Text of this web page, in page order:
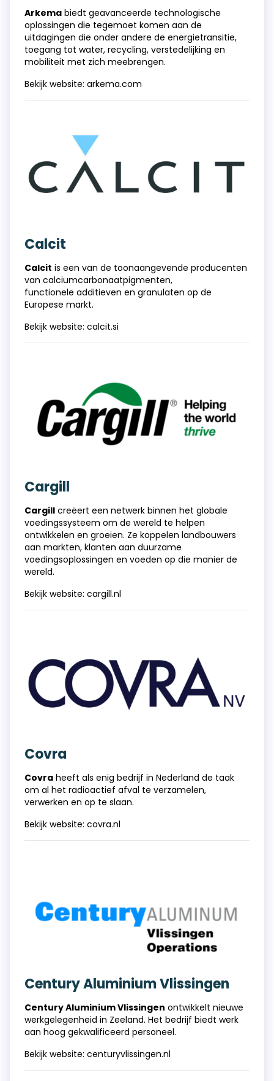
Arkema biedt geavanceerde technologische
oplossingen die tegemoet komen aan de
uitdagingen die onder andere de energietransitie,
toegang tot water, recycling, verstedelijking en
mobiliteit met zich meebrengen.
Bekijk website: arkema.com
Calcit
Calcit is een van de toonaangevende producenten
van calciumcarbonaatpigmenten,
functionele additieven en granulaten op de
Europese markt.
Bekijk website: calcit.si
Cargill
Cargill creëert een netwerk binnen het globale
voedingssysteem om de wereld te helpen
ontwikkelen en groeien. Ze koppelen landbouwers
aan markten, klanten aan duurzame
voedingsoplossingen en voeden op die manier de
wereld.
Bekijk website: cargill.nl
Covra
Covra heeft als enig bedrijf in Nederland de taak
om al het radioactief afval te verzamelen,
verwerken en op te slaan.
Bekijk website: covra.nl
Century Aluminium Vlissingen
Century Aluminium Vlissingen ontwikkelt nieuwe
werkgelegenheid in Zeeland. Het bedrijf biedt werk
aan hoog gekwalificeerd personeel.
Bekijk website: centuryvlissingen.nl